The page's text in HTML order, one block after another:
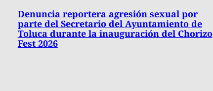
Denuncia reportera agresión sexual por
parte del Secretario del Ayuntamiento de
Toluca durante la inauguración del Chorizo
Fest 2026